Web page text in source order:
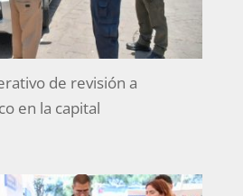
de revisión a
en la capital